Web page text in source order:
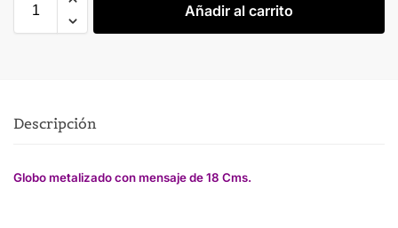
Añadir al carrito
Descripción
Globo metalizado con mensaje de 18 Cms.